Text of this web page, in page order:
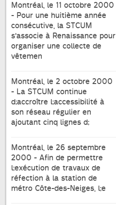
Montréal, le 11 octobre 2000
- Pour une huitième année
consécutive, la STCUM
s'associe à Renaissance pour
organiser une collecte de
vêtemen
Montréal, le 2 octobre 2000
- La STCUM continue
d;accroître l;accessibilité à
son réseau régulier en
ajoutant cinq lignes d;
Montréal, le 26 septembre
2000 - Afin de permettre
l;exécution de travaux de
réfection à la station de
métro Côte-des-Neiges, l;e